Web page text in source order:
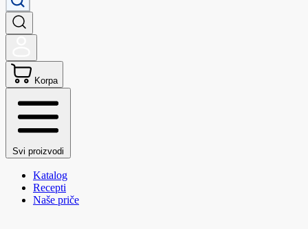
Korpa
Svi proizvodi
Katalog
Recepti
Naše priče